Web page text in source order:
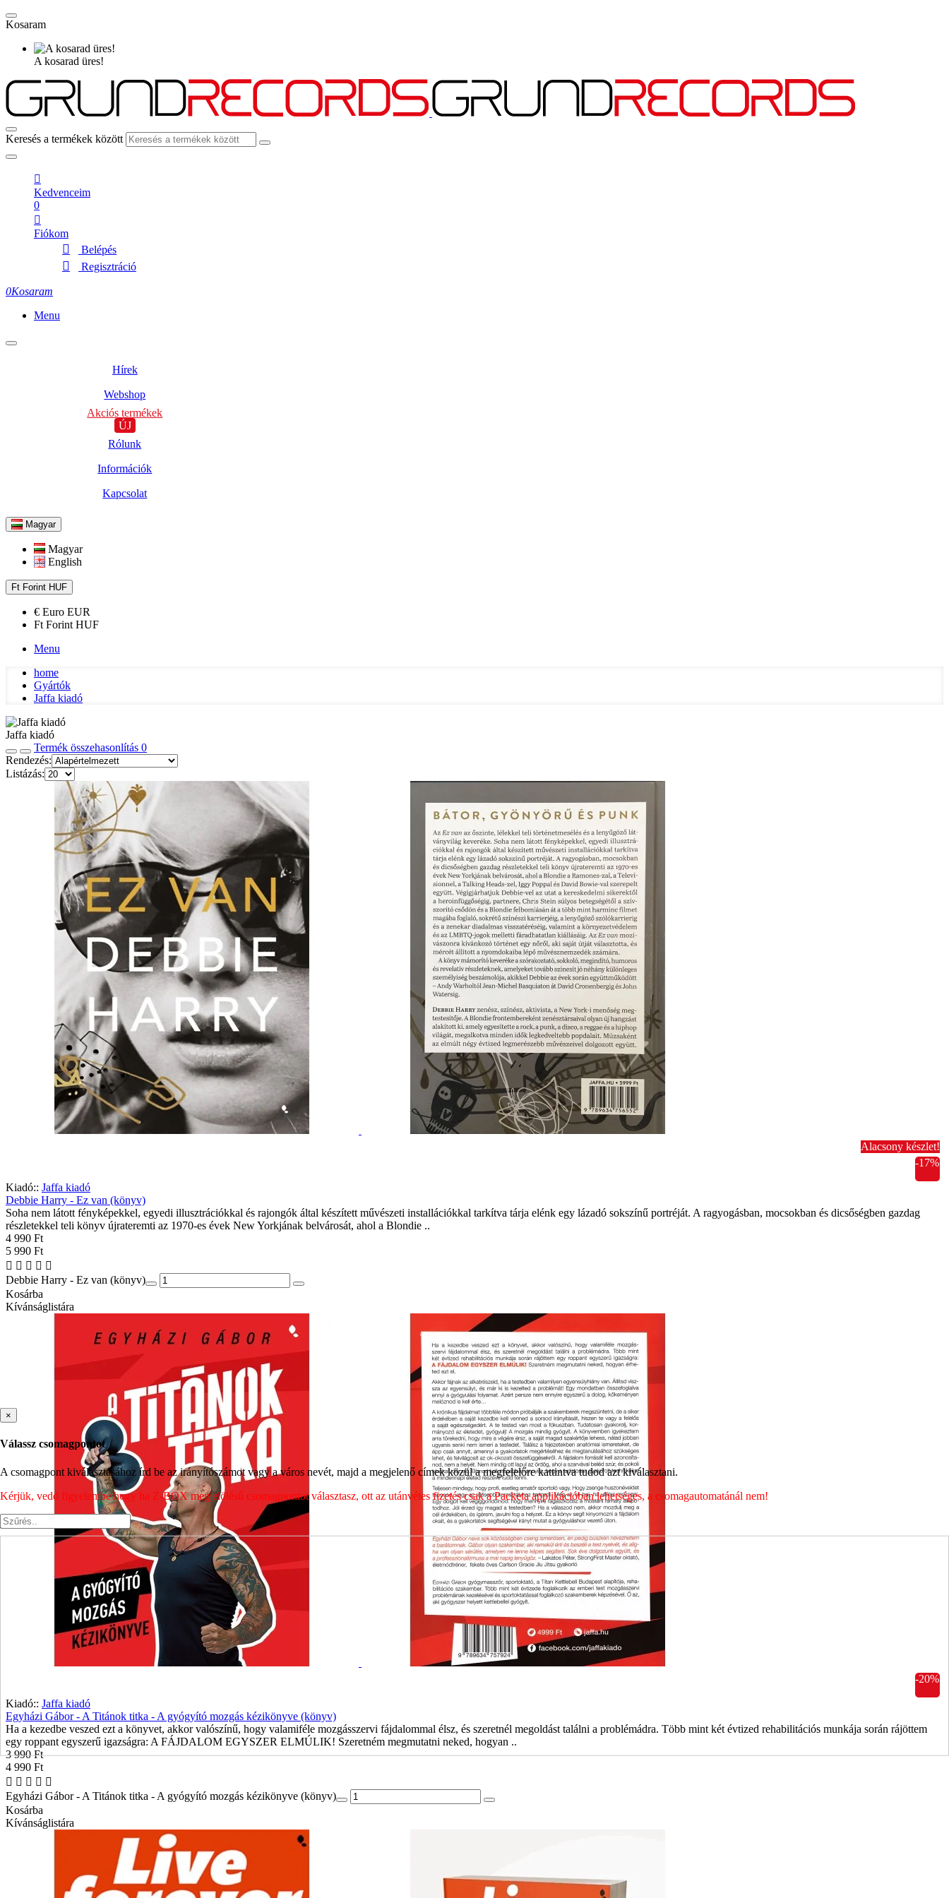
Kosaram
A kosarad üres!
Keresés a termékek között
Kedvenceim
0
Fiókom
Belépés
Regisztráció
0Kosaram
Menu
Hírek
Webshop
Akciós termékek
ÚJ
Rólunk
Információk
Kapcsolat
Magyar
Magyar
English
Ft Forint HUF
€ Euro EUR
Ft Forint HUF
Menu
home
Gyártók
Jaffa kiadó
Jaffa kiadó
Termék összehasonlítás 0
Rendezés:
Listázás:
Alacsony készlet!
-17%
Kiadó:: Jaffa kiadó
Debbie Harry - Ez van (könyv)
Soha nem látott fényképekkel, egyedi illusztrációkkal és rajongók által készített művészeti installációkkal tarkítva tárja elénk egy lázadó sokszínű portréját. A ragyogásban, mocsokban és dicsőségben gazdag
részletekkel teli könyv újrateremti az 1970-es évek New Yorkjának belvárosát, ahol a Blondie ..
4 990 Ft
5 990 Ft
Debbie Harry - Ez van (könyv)
Kosárba
Kívánságlistára
-20%
Kiadó:: Jaffa kiadó
Egyházi Gábor - A Titánok titka - A gyógyító mozgás kézikönyve (könyv)
Ha a kezedbe veszed ezt a könyvet, akkor valószínű, hogy valamiféle mozgásszervi fájdalommal élsz, és szeretnél megoldást találni a problémádra. Több mint két évtized rehabilitációs munkája során rájöttem
egy roppant egyszerű igazságra: A FÁJDALOM EGYSZER ELMÚLIK! Szeretném megmutatni neked, hogyan ..
3 990 Ft
4 990 Ft
Egyházi Gábor - A Titánok titka - A gyógyító mozgás kézikönyve (könyv)
Kosárba
Kívánságlistára
×
Válassz csomagpontot
A csomagpont kiválasztásához írd be az irányítószámot vagy a város nevét, majd a megjelenő címek közül a megfelelőre kattintva tudod azt kiválasztani.
Kérjük, vedd figyelembe hogy ha Z-BOX megjelölésű csomagpontot választasz, ott az utánvétes fizetés csak a Packeta applikációban lehetséges, a csomagautomatánál nem!